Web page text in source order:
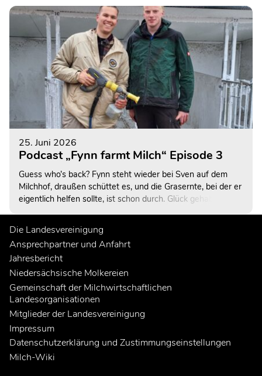
25. Juni 2026
Podcast „Fynn farmt Milch“ Episode 3
Guess who’s back? Fynn steht wieder bei Sven auf dem
Milchhof, draußen schüttet es, und die Grasernte, bei der er
eigentlich helfen sollte, ist schon durch. Glück gehabt. Oder
Die Landesvereinigung
Ansprechpartner und Anfahrt
Jahresbericht
Niedersächsische Molkereien
Gemeinschaft der Milchwirtschaftlichen
Landesorganisationen
Mitglieder der Landesvereinigung
Impressum
Datenschutzerklärung und Zustimmungseinstellungen
Milch-Wiki